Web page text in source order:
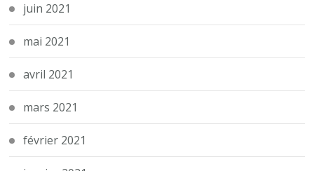
juin 2021
mai 2021
avril 2021
mars 2021
février 2021